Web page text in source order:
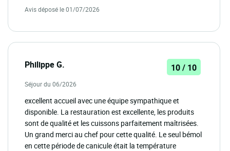
Avis déposé le 01/07/2026
Philippe G. 10 / 10
Séjour du 06/2026
excellent accueil avec une équipe sympathique et
disponible. La restauration est excellente, les produits
sont de qualité et les cuissons parfaitement maîtrisées.
Un grand merci au chef pour cette qualité. Le seul bémol
en cette période de canicule était la température